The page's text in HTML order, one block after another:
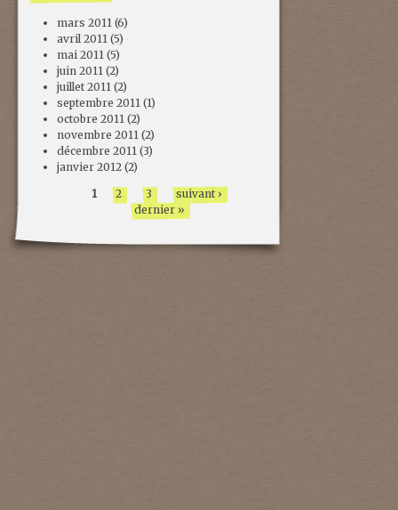
mars 2011 (6)
avril 2011 (5)
mai 2011 (5)
juin 2011 (2)
juillet 2011 (2)
septembre 2011 (1)
octobre 2011 (2)
novembre 2011 (2)
décembre 2011 (3)
janvier 2012 (2)
1
2 3
suivant ›
dernier »